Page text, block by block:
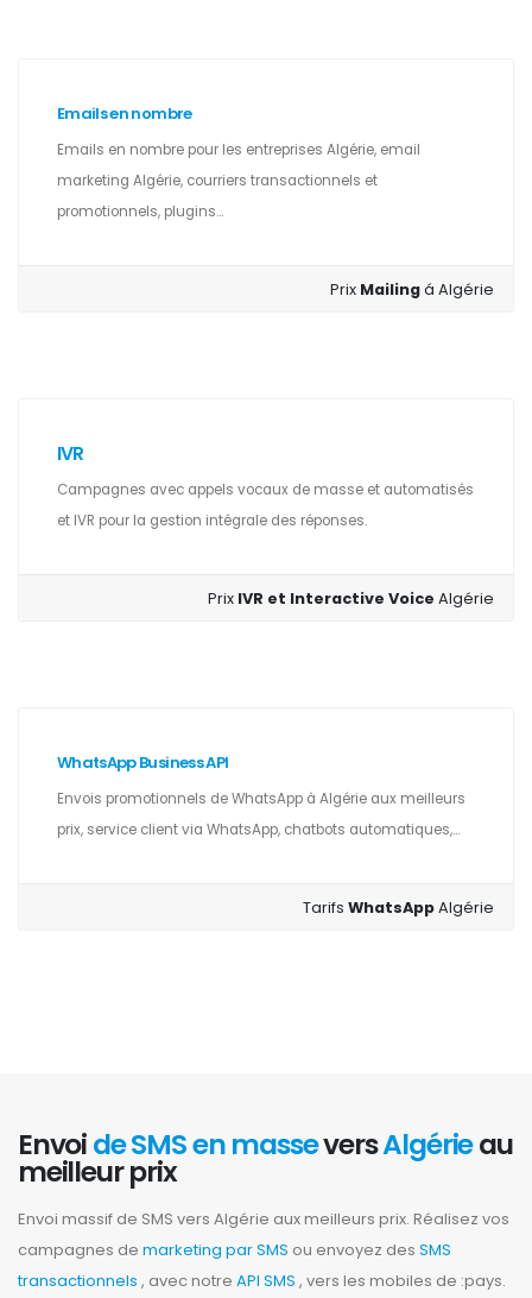
Emails en nombre
Emails en nombre pour les entreprises Algérie, email
marketing Algérie, courriers transactionnels et
promotionnels, plugins...
Prix Mailingá Algérie
IVR
Campagnes avec appels vocaux de masse et automatisés
et IVR pour la gestion intégrale des réponses.
Prix IVR et Interactive VoiceAlgérie
WhatsApp Business API
Envois promotionnels de WhatsApp à Algérie aux meilleurs
prix, service client via WhatsApp, chatbots automatiques,...
TarifsWhatsAppAlgérie
Envoide SMS en masseversAlgérieau
meilleur prix
Envoi massif de SMS vers Algérie aux meilleurs prix. Réalisez vos
campagnes de marketing par SMS ou envoyez des SMS
transactionnels , avec notre API SMS , vers les mobiles de :pays.